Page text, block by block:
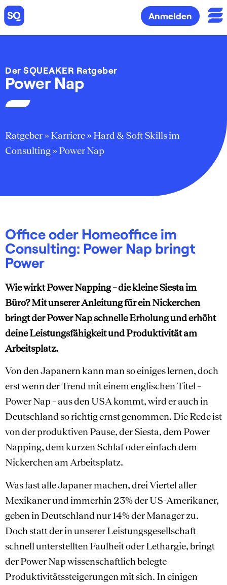
Anmelden
Der SQUEAKER Ratgeber
Power Nap
Ratgeber»Karriere»Hard & Soft Skills im
Consulting»Power Nap
Office oder Homeoffice im
Consulting: Power Nap bringt
Power
Wie wirkt Power Napping – die kleine Siesta im
Büro? Mit unserer Anleitung für ein Nickerchen
bringt der Power Nap schnelle Erholung und erhöht
deine Leistungsfähigkeit und Produktivität am
Arbeitsplatz.
Von den Japanern kann man so einiges lernen, doch
erst wenn der Trend mit einem englischen Titel –
Power Nap – aus den USA kommt, wird er auch in
Deutschland so richtig ernst genommen. Die Rede ist
von der produktiven Pause, der Siesta, dem Power
Napping, dem kurzen Schlaf oder einfach dem
Nickerchen am Arbeitsplatz.
Was fast alle Japaner machen, drei Viertel aller
Mexikaner und immerhin 23% der US-Amerikaner,
geben in Deutschland nur 14% der Manager zu.
Doch statt der in unserer Leistungsgesellschaft
schnell unterstellten Faulheit oder Lethargie, bringt
der Power Nap wissenschaftlich belegte
Produktivitätssteigerungen mit sich. In einigen